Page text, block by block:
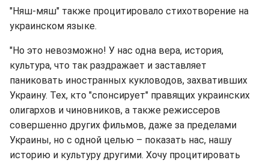
"Няш-мяш" также процитировало стихотворение на
украинском языке.
"Но это невозможно! У нас одна вера, история,
культура, что так раздражает и заставляет
паниковать иностранных кукловодов, захвативших
Украину. Тех, кто "спонсирует" правящих украинских
олигархов и чиновников, а также режиссеров
совершенно других фильмов, даже за пределами
Украины, но с одной целью – показать нас, нашу
историю и культуру другими. Хочу процитировать